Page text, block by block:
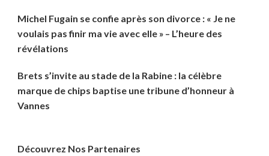
Michel Fugain se confie après son divorce : « Je ne
voulais pas finir ma vie avec elle » – L’heure des
révélations
Brets s’invite au stade de la Rabine : la célèbre
marque de chips baptise une tribune d’honneur à
Vannes
Découvrez Nos Partenaires